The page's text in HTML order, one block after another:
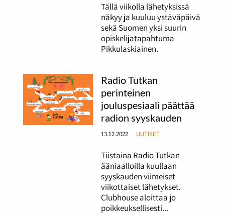
Tällä viikolla lähetyksissä
näkyy ja kuuluu ystäväpäivä
sekä Suomen yksi suurin
opiskelijatapahtuma
Pikkulaskiainen.
Radio Tutkan
perinteinen
jouluspesiaali päättää
radion syyskauden
13.12.2022 UUTISET
Tiistaina Radio Tutkan
ääniaalloilla kuullaan
syyskauden viimeiset
viikottaiset lähetykset.
Clubhouse aloittaa jo
poikkeuksellisesti...